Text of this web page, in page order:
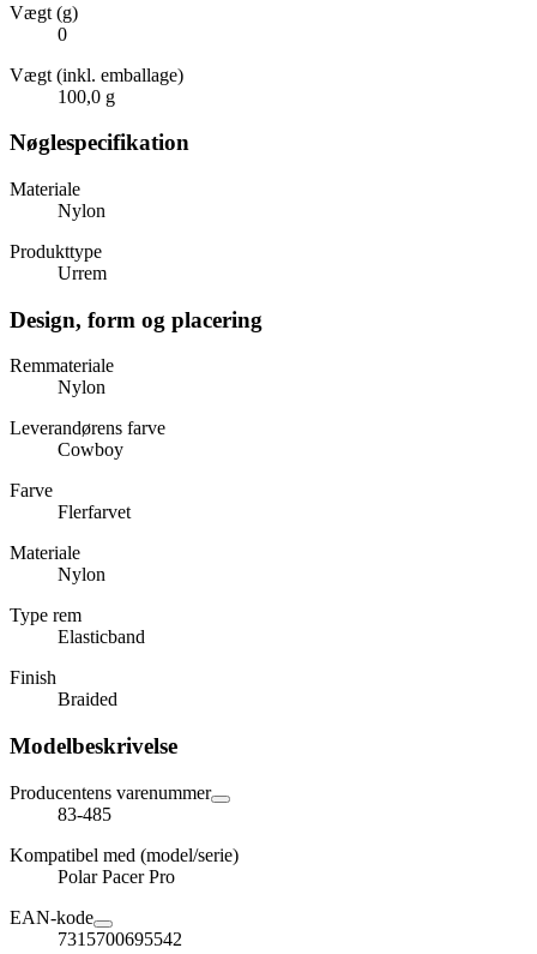
Vægt (g)
0
Vægt (inkl. emballage)
100,0 g
Nøglespecifikation
Materiale
Nylon
Produkttype
Urrem
Design, form og placering
Remmateriale
Nylon
Leverandørens farve
Cowboy
Farve
Flerfarvet
Materiale
Nylon
Type rem
Elasticband
Finish
Braided
Modelbeskrivelse
Producentens varenummer
83-485
Kompatibel med (model/serie)
Polar Pacer Pro
EAN-kode
7315700695542